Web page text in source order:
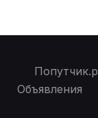
Объявления